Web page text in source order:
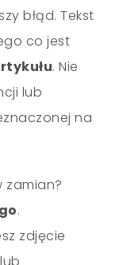
błąd. Tekst
co jest
. Nie
lub
na
zamian?
.
zdjęcie